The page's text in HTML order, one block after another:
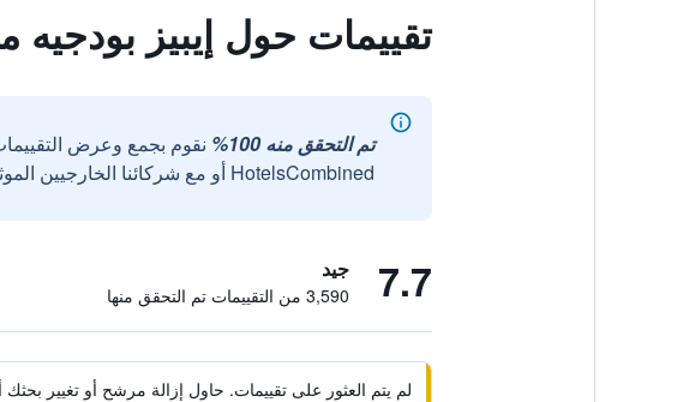
تقييمات حول إيبيز بودجيه
تم التحقق منه 100%
نقوم بجمع وعرض
HotelsCombined أو مع شركائنا الخارجيين الموثوقين.
7.7 جيد
3,590 من التقييمات تم التحقق منها
لم يتم العثور على تقييمات. حاول إزالة مرشح أو تغيير